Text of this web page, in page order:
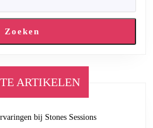
Zoeken
ARTIKELEN
bij Stones Sessions